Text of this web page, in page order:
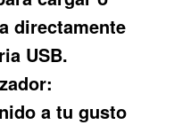
directamente
USB.
a tu gusto